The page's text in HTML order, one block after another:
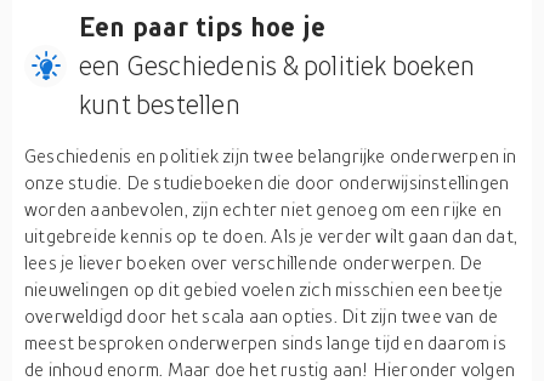
Een paar tips hoe je
een Geschiedenis & politiek boeken
kunt bestellen
Geschiedenis en politiek zijn twee belangrijke onderwerpen in
onze studie. De studieboeken die door onderwijsinstellingen
worden aanbevolen, zijn echter niet genoeg om een rijke en
uitgebreide kennis op te doen. Als je verder wilt gaan dan dat,
lees je liever boeken over verschillende onderwerpen. De
nieuwelingen op dit gebied voelen zich misschien een beetje
overweldigd door het scala aan opties. Dit zijn twee van de
meest besproken onderwerpen sinds lange tijd en daarom is
de inhoud enorm. Maar doe het rustig aan! Hieronder volgen